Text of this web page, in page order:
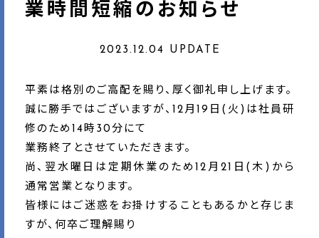
業時間短縮のお知らせ
2023.12.04 UPDATE
平素は格別のご高配を賜り、厚く御礼申し上げます。
誠に勝手ではございますが、12月19日(火)は社員研
修のため14時30分にて
業務終了とさせていただきます。
尚、翌水曜日は定期休業のため12月21日(木)から
通常営業となります。
皆様にはご迷惑をお掛けすることもあるかと存じま
すが、何卒ご理解賜り